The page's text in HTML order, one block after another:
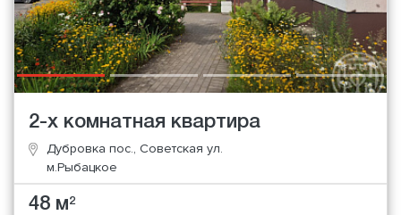
2-х комнатная квартира
Дубровка пос., Советская ул.
м.Рыбацкое
48 м2